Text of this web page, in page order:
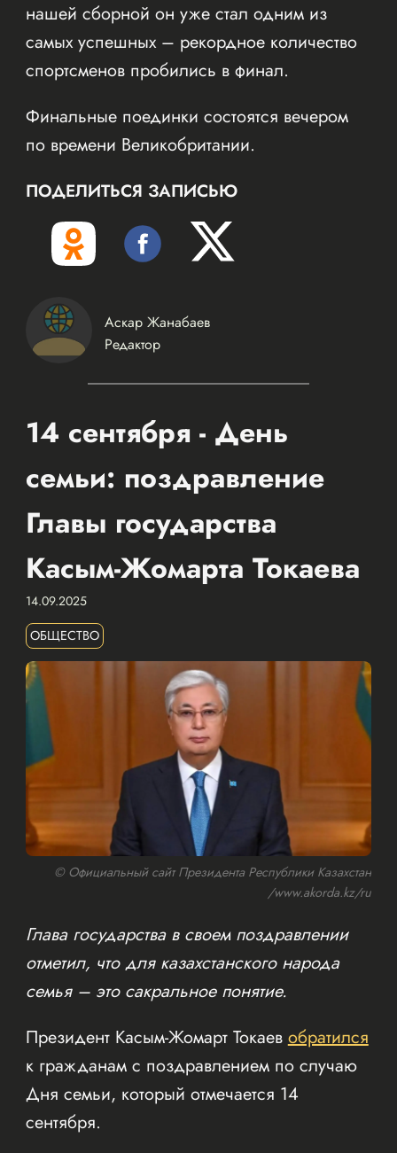
нашей сборной он уже стал одним из
самых успешных – рекордное количество
спортсменов пробились в финал.
Финальные поединки состоятся вечером
по времени Великобритании.
ПОДЕЛИТЬСЯ ЗАПИСЬЮ
Аскар Жанабаев
Редактор
14 сентября - День
семьи: поздравление
Главы государства
Касым-Жомарта Токаева
14.09.2025
ОБЩЕСТВО
© Официальный сайт Президента Республики Казахстан
/www.akorda.kz/ru
Глава государства в своем поздравлении
отметил, что для казахстанского народа
семья – это сакральное понятие.
Президент Касым-Жомарт Токаевобратился
к гражданам с поздравлением по случаю
Дня семьи, который отмечается 14
сентября.